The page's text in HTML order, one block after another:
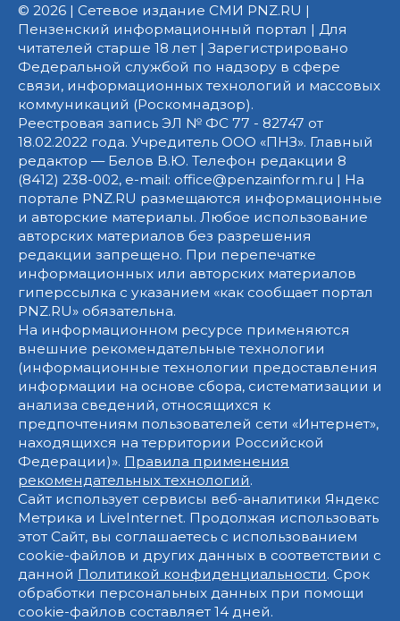
© 2026 | Сетевое издание СМИ PNZ.RU |
Пензенский информационный портал | Для
читателей старше 18 лет | Зарегистрировано
Федеральной службой по надзору в сфере
связи, информационных технологий и массовых
коммуникаций (Роскомнадзор).
Реестровая запись ЭЛ № ФС 77 - 82747 от
18.02.2022 года. Учредитель ООО «ПНЗ». Главный
редактор — Белов В.Ю. Телефон редакции 8
(8412) 238-002, e-mail: office@penzainform.ru | На
портале PNZ.RU размещаются информационные
и авторские материалы. Любое использование
авторских материалов без разрешения
редакции запрещено. При перепечатке
информационных или авторских материалов
гиперссылка с указанием «как сообщает портал
PNZ.RU» обязательна.
На информационном ресурсе применяются
внешние рекомендательные технологии
(информационные технологии предоставления
информации на основе сбора, систематизации и
анализа сведений, относящихся к
предпочтениям пользователей сети «Интернет»,
находящихся на территории Российской
Федерации)». Правила применения
рекомендательных технологий.
Сайт использует сервисы веб-аналитики Яндекс
Метрика и LiveInternet. Продолжая использовать
этот Сайт, вы соглашаетесь с использованием
cookie-файлов и других данных в соответствии с
данной Политикой конфиденциальности. Срок
обработки персональных данных при помощи
cookie-файлов составляет 14 дней.